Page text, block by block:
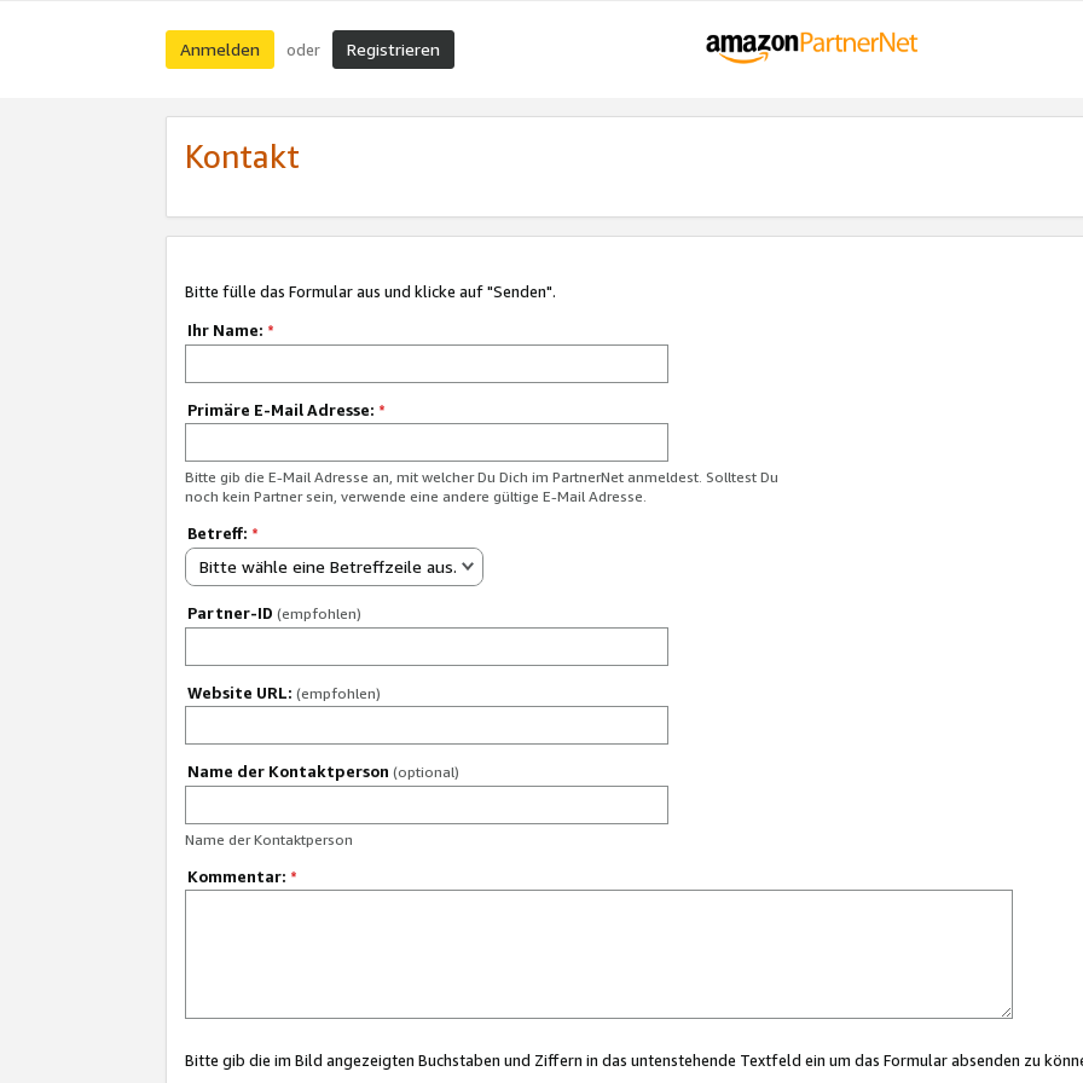
Anmelden oder Registrieren
Kontakt
Bitte fülle das Formular aus und klicke auf "Senden".
Ihr Name: *
Primäre E-Mail Adresse: *
Bitte gib die E-Mail Adresse an, mit welcher Du Dich im PartnerNet anmeldest. Solltest Du
noch kein Partner sein, verwende eine andere gültige E-Mail Adresse.
Betreff: *
Bitte wähle eine Betreffzeile aus.
Partner-ID (empfohlen)
Website URL: (empfohlen)
Name der Kontaktperson (optional)
Name der Kontaktperson
Kommentar: *
Bitte gib die im Bild angezeigten Buchstaben und Ziffern in das untenstehende Textfeld ein um das Formular absenden zu